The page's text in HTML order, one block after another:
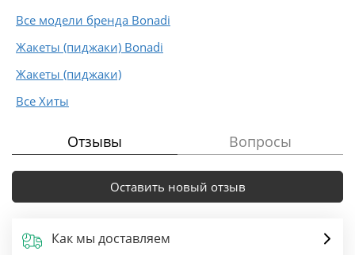
Все модели бренда Bonadi
Жакеты (пиджаки) Bonadi
Жакеты (пиджаки)
Все Хиты
Отзывы Вопросы
Оставить новый отзыв
Как мы доставляем